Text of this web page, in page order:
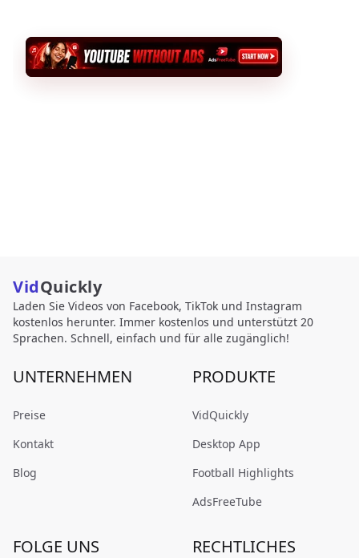
VidQuickly
Laden Sie Videos von Facebook, TikTok und Instagram
kostenlos herunter. Immer kostenlos und unterstützt 20
Sprachen. Schnell, einfach und für alle zugänglich!
UNTERNEHMEN
Preise
Kontakt
Blog
PRODUKTE
VidQuickly
Desktop App
Football Highlights
AdsFreeTube
FOLGE UNS RECHTLICHES